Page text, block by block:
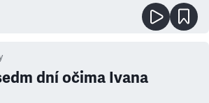
dní očima Ivana